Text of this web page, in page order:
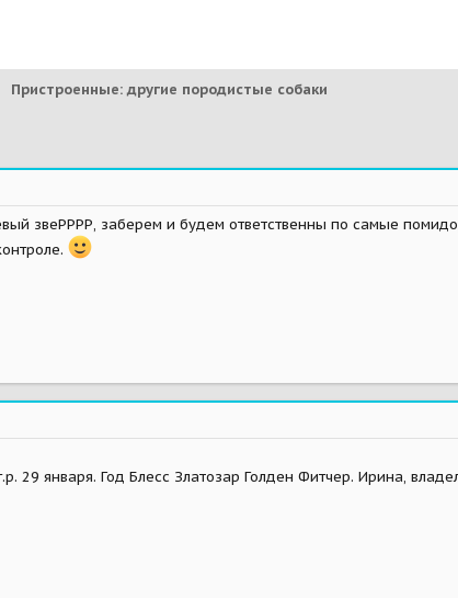
Пристроенные: другие породистые собаки
звеРРРР, заберем и будем ответственны по самые
29 января. Год Блесс Златозар Голден Фитчер. Ирина,